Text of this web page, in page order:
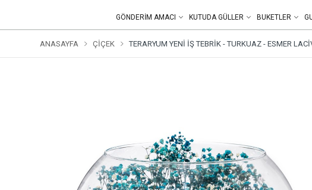
GÖNDERIM AMACI KUTUDA GÜLLER BUKETLER
ANASAYFA ÇIÇEK TERARYUM YENI İŞ TEBRIK - TURKUAZ - ESMER